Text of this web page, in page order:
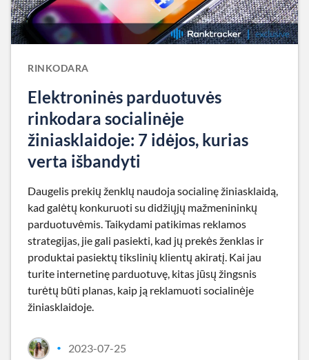
RINKODARA
Elektroninės parduotuvės
rinkodara socialinėje
žiniasklaidoje: 7 idėjos, kurias
verta išbandyti
Daugelis prekių ženklų naudoja socialinę žiniasklaidą,
kad galėtų konkuruoti su didžiųjų mažmenininkų
parduotuvėmis. Taikydami patikimas reklamos
strategijas, jie gali pasiekti, kad jų prekės ženklas ir
produktai pasiektų tikslinių klientų akiratį. Kai jau
turite internetinę parduotuvę, kitas jūsų žingsnis
turėtų būti planas, kaip ją reklamuoti socialinėje
žiniasklaidoje.
• 2023-07-25